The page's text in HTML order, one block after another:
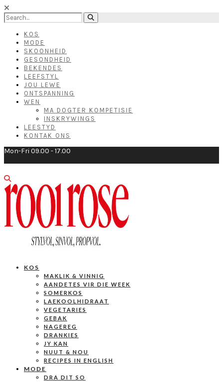
KOS
MODE
SKOONHEID
GESONDHEID
BEKENDES
LEEFSTYL
JOU LEWE
ONTSPANNING
WEN
MA DOGTER KOMPETISIE
INSKRYWINGS
LEESTYD
KONTAK ONS
Mon-Fri 09.00 - 17.00
KOS
MAKLIK & VINNIG
AANDETES VIR DIE WEEK
SOMERKOS
LAEKOOLHIDRAAT
VEGETARIES
GEBAK
NAGEREG
DRANKIES
JY KAN
NUUT & NOU
RECIPES IN ENGLISH
MODE
DRA DIT SO